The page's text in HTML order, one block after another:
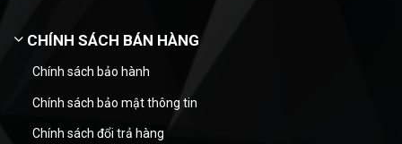
CHÍNH SÁCH BÁN HÀNG
Chính sách bảo hành
Chính sách bảo mật thông tin
Chính sách đổi trả hàng